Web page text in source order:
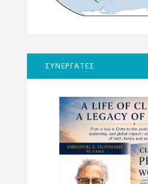
ΣΥΝΕΡΓΑΤΕΣ